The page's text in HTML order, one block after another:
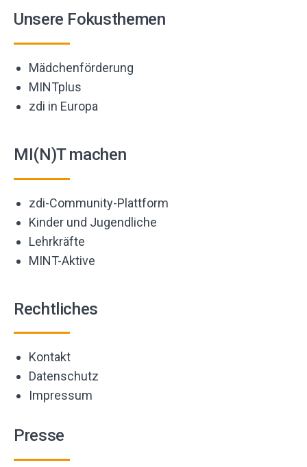
Unsere Fokusthemen
Mädchenförderung
MINTplus
zdi in Europa
MI(N)T machen
zdi-Community-Plattform
Kinder und Jugendliche
Lehrkräfte
MINT-Aktive
Rechtliches
Kontakt
Datenschutz
Impressum
Presse